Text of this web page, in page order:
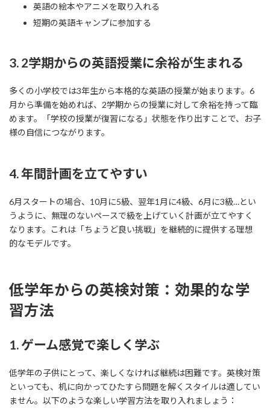
英語の絵本やアニメを取り入れる
短期の英語キャンプに参加する
3. 2学期からの英語授業に余裕が生まれる
多くの小学校では3年生から本格的な英語の授業が始まります。6
月から準備を始めれば、2学期からの授業に対して余裕を持って臨
めます。「学校の授業が復習になる」状態を作り出すことで、お子
様の自信につながります。
4. 年間計画を立てやすい
6月スタートの場合、10月に5級、翌年1月に4級、6月に3級…とい
うように、無理のないペースで級を上げていく計画が立てやすく
なります。これは「ちょうど良い挑戦」を継続的に提供する理想
的なモデルです。
低学年からの英検対策：効果的な学
習方法
1. ゲーム感覚で楽しく学ぶ
低学年の子供にとって、楽しくなければ継続は困難です。英検対策
といっても、机に向かってひたすら問題を解くスタイルは適してい
ません。以下のような楽しい学習方法を取り入れましょう：